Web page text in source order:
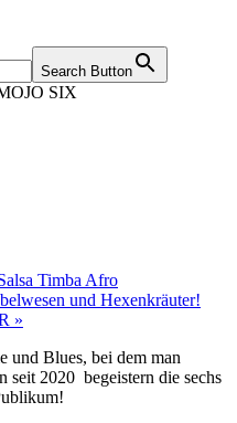
Search Button
SIX
Timba Afro
und Hexenkräuter!
»
und Blues, bei dem man
seit 2020 begeistern die sechs